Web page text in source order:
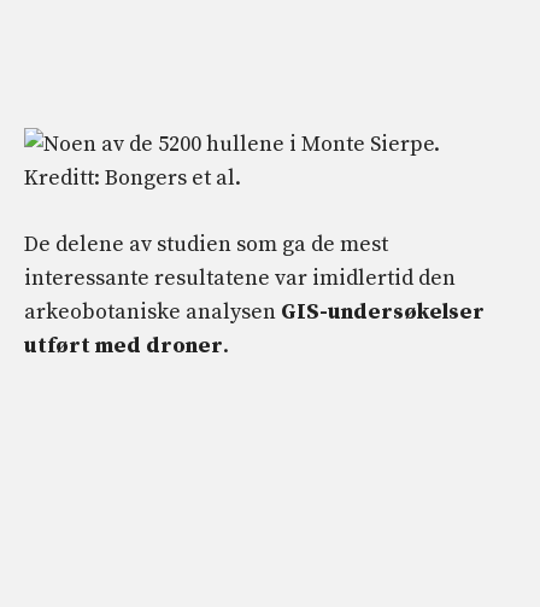
De delene av studien som ga de mest
interessante resultatene var imidlertid den
arkeobotaniske analysen GIS-undersøkelser
utført med droner.